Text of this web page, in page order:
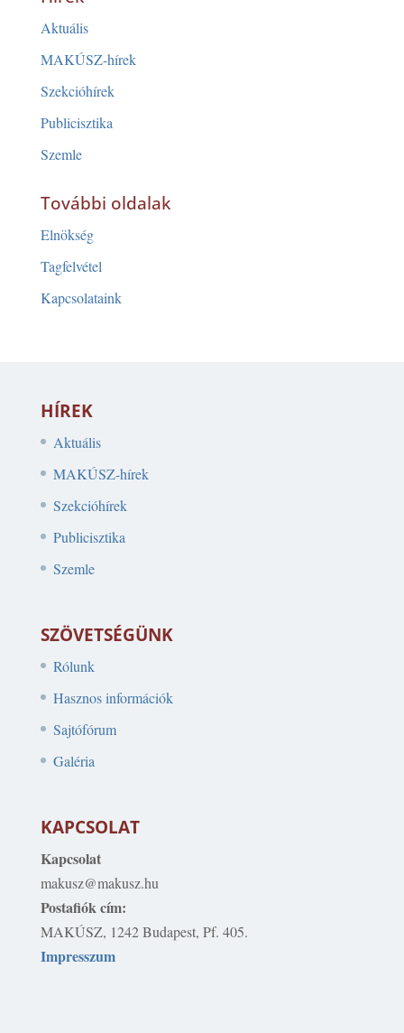
Aktuális
MAKÚSZ-hírek
Szekcióhírek
Publicisztika
Szemle
További oldalak
Elnökség
Tagfelvétel
Kapcsolataink
HÍREK
Aktuális
MAKÚSZ-hírek
Szekcióhírek
Publicisztika
Szemle
SZÖVETSÉGÜNK
Rólunk
Hasznos információk
Sajtófórum
Galéria
KAPCSOLAT
Kapcsolat
makusz@makusz.hu
Postafiók cím:
MAKÚSZ, 1242 Budapest, Pf. 405.
Impresszum